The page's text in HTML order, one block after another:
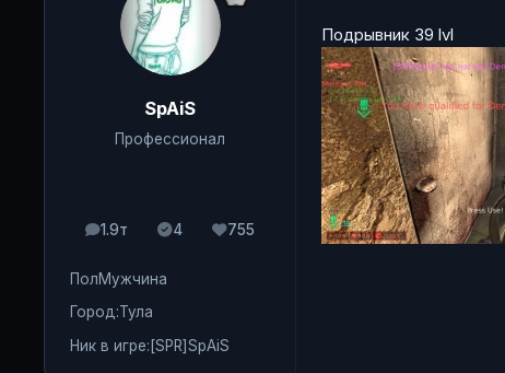
SpAiS
Профессионал
1.9т
сообщения
4
Solutions755
Репутация
ПолМужчина
Город:Тула
Ник в игре: [SPR]SpAiS
Подрывник 39 lvl